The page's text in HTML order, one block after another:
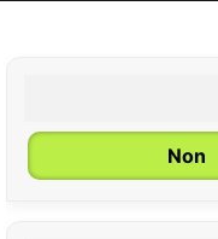
Non